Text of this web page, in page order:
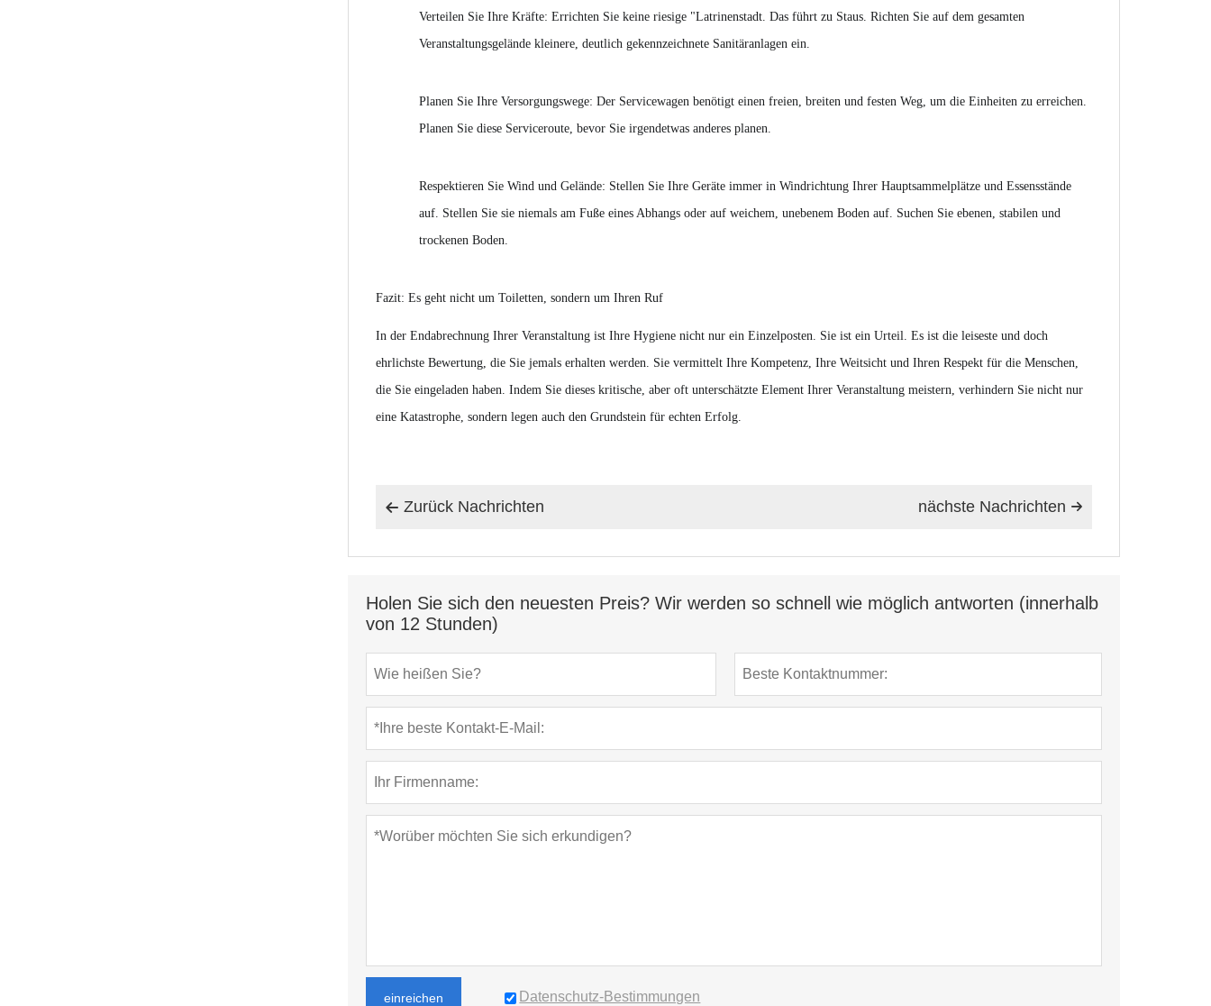
Verteilen Sie Ihre Kräfte: Errichten Sie keine riesige "Latrinenstadt. Das führt zu Staus. Richten Sie auf dem gesamten
Veranstaltungsgelände kleinere, deutlich gekennzeichnete Sanitäranlagen ein.
Planen Sie Ihre Versorgungswege: Der Servicewagen benötigt einen freien, breiten und festen Weg, um die Einheiten zu erreichen.
Planen Sie diese Serviceroute, bevor Sie irgendetwas anderes planen.
Respektieren Sie Wind und Gelände: Stellen Sie Ihre Geräte immer in Windrichtung Ihrer Hauptsammelplätze und Essensstände
auf. Stellen Sie sie niemals am Fuße eines Abhangs oder auf weichem, unebenem Boden auf. Suchen Sie ebenen, stabilen und
trockenen Boden.
Fazit: Es geht nicht um Toiletten, sondern um Ihren Ruf
In der Endabrechnung Ihrer Veranstaltung ist Ihre Hygiene nicht nur ein Einzelposten. Sie ist ein Urteil. Es ist die leiseste und doch
ehrlichste Bewertung, die Sie jemals erhalten werden. Sie vermittelt Ihre Kompetenz, Ihre Weitsicht und Ihren Respekt für die Menschen,
die Sie eingeladen haben. Indem Sie dieses kritische, aber oft unterschätzte Element Ihrer Veranstaltung meistern, verhindern Sie nicht nur
eine Katastrophe, sondern legen auch den Grundstein für echten Erfolg.
 Zurück Nachrichten 
nächste Nachrichten
Holen Sie sich den neuesten Preis? Wir werden so schnell wie möglich antworten (innerhalb
von 12 Stunden)
einreichen Datenschutz-Bestimmungen